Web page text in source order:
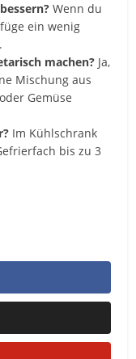
Wenn du
ein wenig
machen? Ja,
Mischung aus
Gemüse
Im Kühlschrank
bis zu 3